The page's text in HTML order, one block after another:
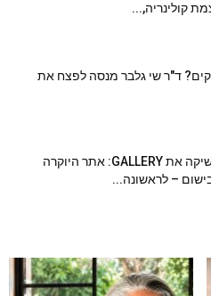
קולינריה,...
ד"ר שי גלבר מנסה לפצח את
סופר-פארם משיקה את GALLERY: אתר היוקרה
– לראשונה...